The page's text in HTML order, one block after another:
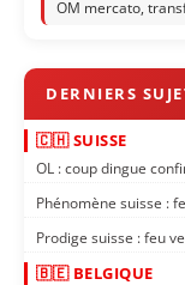
OM mercato,
🇨🇭 SUISSE
OL : coup dingue
Phénomène suisse :
Prodige suisse : feu
🇧🇪 BELGIQUE